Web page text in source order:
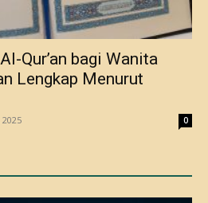
Qur’an bagi Wanita
Lengkap Menurut
0